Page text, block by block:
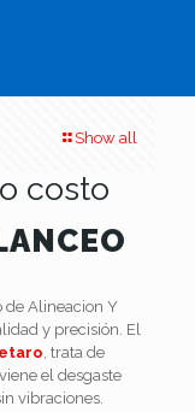
Show all
costo
de Alineacion Y
y precisión. El
, trata de
el desgaste
vibraciones.